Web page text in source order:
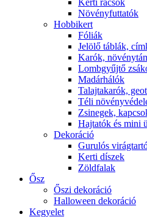
Kerti rácsok
Növényfuttatók
Hobbikert
Fóliák
Jelölő táblák,
Karók,
Lombgyűjtő
Madárhálók
Talajtakarók,
Téli
Zsinegek,
Hajtatók és mini
Dekoráció
Gurulós
Kerti díszek
Zöldfalak
Ősz
Őszi dekoráció
Halloween dekoráció
Kegyelet